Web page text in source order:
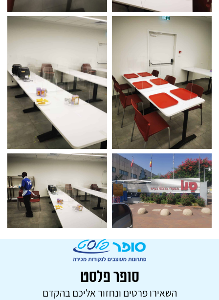
סופר פלסט
השאירו פרטים ונחזור אליכם בהקדם